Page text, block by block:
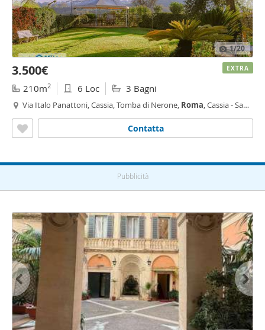
1/20
3.500€
210m2 6 Loc 3 Bagni
Via Italo Panattoni, Cassia, Tomba di Nerone, Roma, Cassia - San
Contatta
EXTRA
Pubblicità